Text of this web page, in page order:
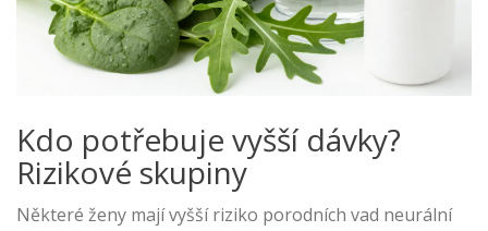
Kdo potřebuje vyšší dávky?
Rizikové skupiny
Některé ženy mají vyšší riziko porodních vad neurální